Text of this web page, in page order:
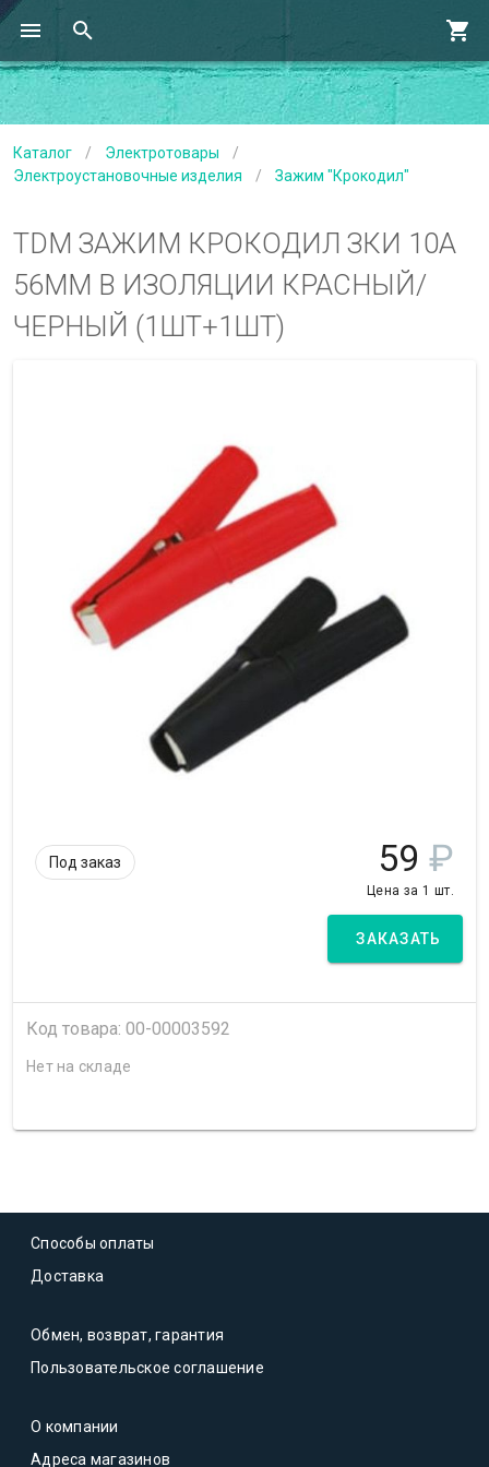
Каталог / Электротовары
/
Электроустановочные изделия
/ Зажим "Крокодил"
TDM ЗАЖИМ КРОКОДИЛ ЗКИ 10А
56ММ В ИЗОЛЯЦИИ КРАСНЫЙ/
ЧЕРНЫЙ (1ШТ+1ШТ)
Под заказ 59 ₽
Цена за 1 шт.
ЗАКАЗАТЬ
Код товара: 00-00003592
Нет на складе
Способы оплаты
Доставка
Обмен, возврат, гарантия
Пользовательское соглашение
О компании
Адреса магазинов